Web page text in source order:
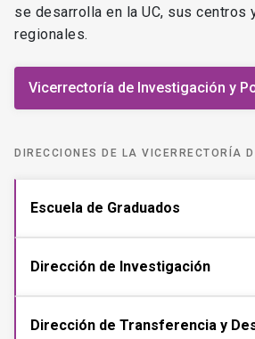
se desarrolla en la UC, sus centros
regionales.
Vicerrectoría de Investigación y
DIRECCIONES DE LA VICERRECTORÍA
Escuela de Graduados
Dirección de Investigación
Dirección de Transferencia y